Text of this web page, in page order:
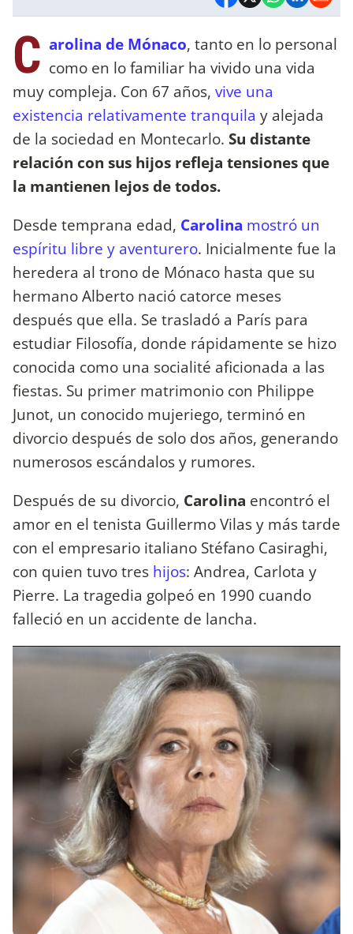
C arolina de Mónaco, tanto en lo personal
como en lo familiar ha vivido una vida
muy compleja. Con 67 años, vive una
existencia relativamente tranquila y alejada
de la sociedad en Montecarlo. Su distante
relación con sus hijos refleja tensiones que
la mantienen lejos de todos.
Desde temprana edad, Carolina mostró un
espíritu libre y aventurero. Inicialmente fue la
heredera al trono de Mónaco hasta que su
hermano Alberto nació catorce meses
después que ella. Se trasladó a París para
estudiar Filosofía, donde rápidamente se hizo
conocida como una socialité aficionada a las
fiestas. Su primer matrimonio con Philippe
Junot, un conocido mujeriego, terminó en
divorcio después de solo dos años, generando
numerosos escándalos y rumores.
Después de su divorcio, Carolina encontró el
amor en el tenista Guillermo Vilas y más tarde
con el empresario italiano Stéfano Casiraghi,
con quien tuvo tres hijos: Andrea, Carlota y
Pierre. La tragedia golpeó en 1990 cuando
falleció en un accidente de lancha.